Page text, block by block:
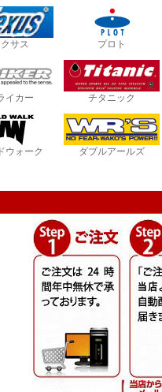
サス プロト
イカー チタニック
ウォーク ダブルアールズ